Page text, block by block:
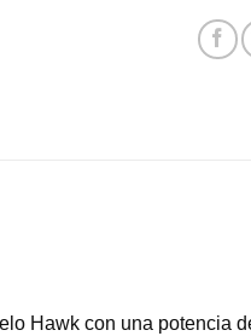
Hawk con una